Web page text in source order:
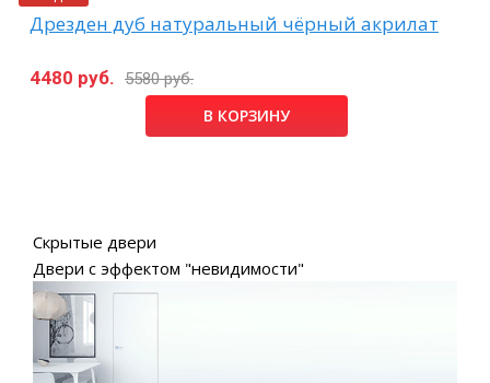
Дрезден дуб натуральный чёрный акрилат
4480 руб. 5580 руб.
В КОРЗИНУ
Скрытые двери
Двери с эффектом "невидимости"